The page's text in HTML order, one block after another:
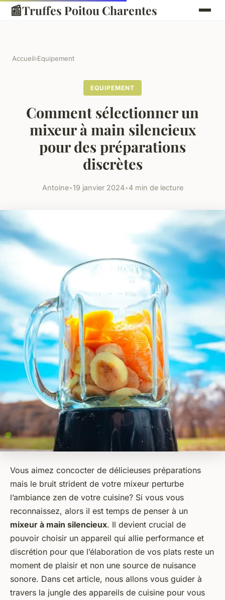
📰Truffes Poitou Charentes
Accueil›Equipement
EQUIPEMENT
Comment sélectionner un
mixeur à main silencieux
pour des préparations
discrètes
Antoine•19 janvier 2024•4 min de lecture
Vous aimez concocter de délicieuses préparations
mais le bruit strident de votre mixeur perturbe
l’ambiance zen de votre cuisine? Si vous vous
reconnaissez, alors il est temps de penser à un
mixeur à main silencieux. Il devient crucial de
pouvoir choisir un appareil qui allie performance et
discrétion pour que l’élaboration de vos plats reste un
moment de plaisir et non une source de nuisance
sonore. Dans cet article, nous allons vous guider à
travers la jungle des appareils de cuisine pour vous